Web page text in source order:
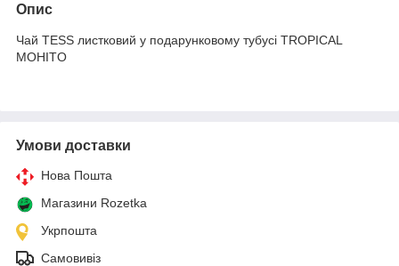
Опис
Чай ТЕSS листковий у подарунковому тубусі TROPICAL
MOHITO
Умови доставки
Нова Пошта
Магазини Rozetka
Укрпошта
Самовивіз